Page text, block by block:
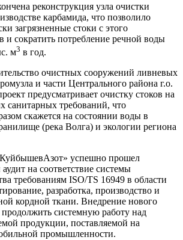
реконструкция узла очистки
карбамида, что позволило
загрязненные стоки с этого
и сократить потребление речной воды
м3 в год.
очистных сооружений ливневых
и части Центрального района г.о.
предусматривает очистку стоков на
санитарных требований, что
скажется на состоянии воды в
(река Волга) и экологии региона
успешно прошел
на соответствие системы
требованиям ISO/TS 16949 в области
разработка, производство и
кордной ткани. Внедрение нового
продолжить системную работу над
продукции, поставляемой на
промышленности.